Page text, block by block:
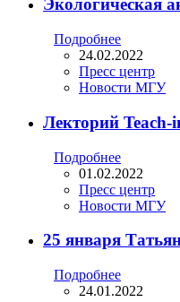
Экологическая
Подробнее
24.02.2022
Пресс центр
Новости МГУ
Лекторий Teach-
Подробнее
01.02.2022
Пресс центр
Новости МГУ
25 января
Подробнее
24.01.2022